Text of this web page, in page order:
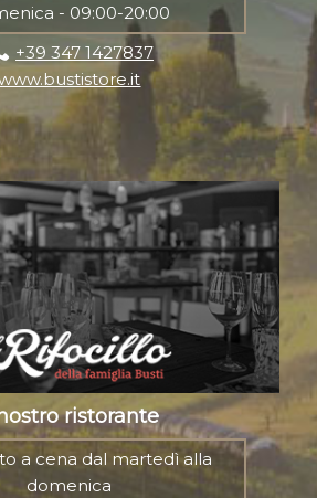
- 09:00-20:00
+39 347 1427837
ristorante
a cena dal martedì alla
domenica